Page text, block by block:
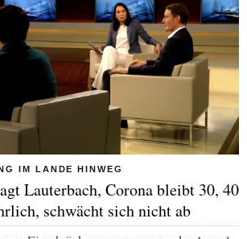
IM LANDE HINWEG
Lauterbach, Corona bleibt 30, 40
schwächt sich nicht ab